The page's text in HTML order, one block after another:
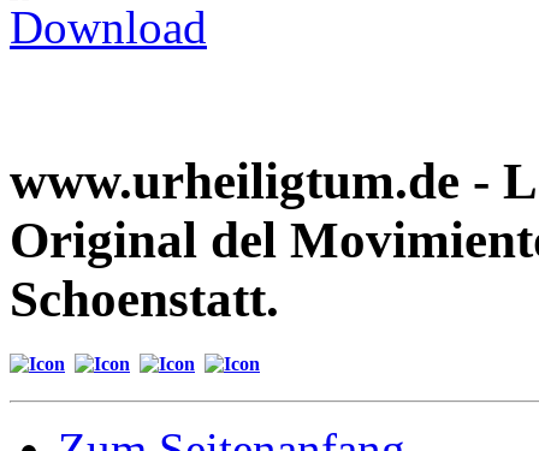
www.urheiligtum.de -
Original del
Schoenstatt.